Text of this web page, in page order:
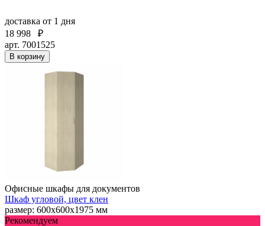
доставка от 1 дня
18 998
₽
арт. 7001525
В корзину
Офисные шкафы для документов
Шкаф угловой, цвет клен
размер: 600х600х1975 мм
Рекомендуем